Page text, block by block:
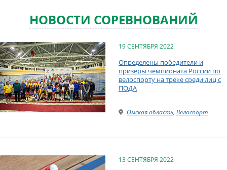
НОВОСТИ СОРЕВНОВАНИЙ
19 СЕНТЯБРЯ 2022
Определены победители и
призеры чемпионата России по
велоспорту на треке среди лиц с
ПОДА
Омская область, Велоспорт
13 СЕНТЯБРЯ 2022